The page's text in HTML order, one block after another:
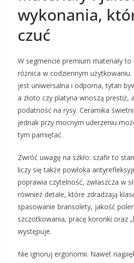
wykonania,
czuć
W segmencie premium materiały
różnica w codziennym
jest uniwersalna i odporna, tytan
a złoto czy platyna wnoszą prestiż,
podatność na rysy. Ceramika
jednak przy mocnym uderzeniu
tym pamiętać.
Zwróć uwagę na szkło: szafir to
liczy się także powłoka
poprawia czytelność, zwłaszcza w
również detale, które zdradzają
spasowanie bransolety, jakość
szczotkowania, pracę koronki oraz
występuje.
Nie ignoruj ergonomii. Nawet